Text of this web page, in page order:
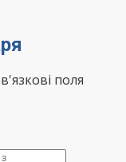
поля